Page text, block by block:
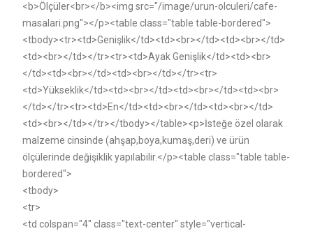
<b>Ölçüler<br></b><img src="/image/urun-olculeri/cafe-
masalari.png"></p><table class="table table-bordered">
<tbody><tr><td>Genişlik</td><td><br></td><td><br></td>
<td><br></td></tr><tr><td>Ayak Genişlik</td><td><br>
</td><td><br></td><td><br></td></tr><tr>
<td>Yükseklik</td><td><br></td><td><br></td><td><br>
</td></tr><tr><td>En</td><td><br></td><td><br></td>
<td><br></td></tr></tbody></table><p>İsteğe özel olarak
malzeme cinsinde (ahşap,boya,kumaş,deri) ve ürün
ölçülerinde değişiklik yapılabilir.</p><table class="table table-
bordered">
<tbody>
<tr>
<td colspan="4" class="text-center" style="vertical-